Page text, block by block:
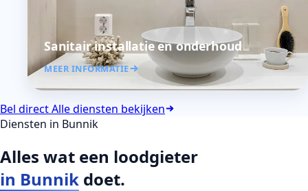
Sanitair installatie en onderhoud
MEER INFORMATIE
Bel directAlle diensten bekijken
Diensten in Bunnik
Alles wat een loodgieter
in Bunnik doet.